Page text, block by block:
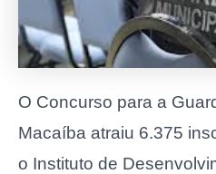
O Concurso para a
Macaíba atraiu 6.375
o Instituto de